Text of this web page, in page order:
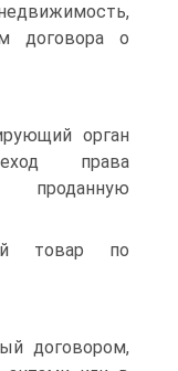
договора о
орган
права
товар по
договором,